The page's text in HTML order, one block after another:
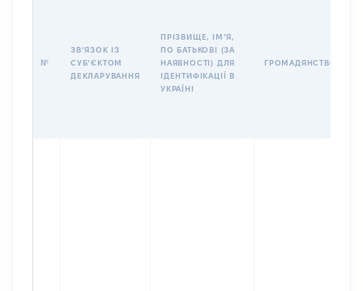
№
ЗВʼЯЗОК ІЗ
СУБʼЄКТОМ
ДЕКЛАРУВАННЯ
ПРІЗВИЩЕ, ІМʼЯ,
ПО БАТЬКОВІ (ЗА
НАЯВНОСТІ) ДЛЯ
ІДЕНТИФІКАЦІЇ В
УКРАЇНІ
ГРОМАДЯНСТВО